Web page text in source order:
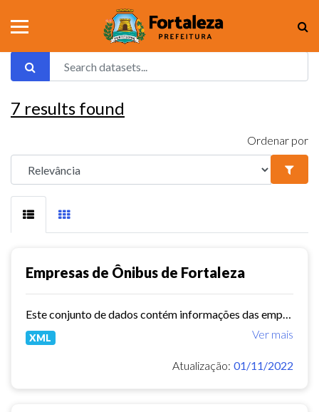
7 results found
Ordenar por
Empresas de Ônibus de Fortaleza
Ver mais
XML
Atualização: 01/11/2022